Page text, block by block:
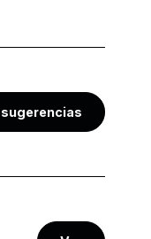
sugerencias